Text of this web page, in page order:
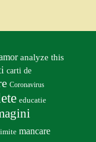
analyze this
carti de
Coronavirus
educatie
mancare